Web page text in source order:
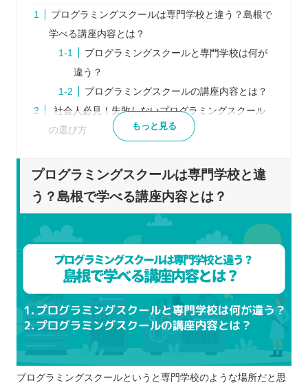
プログラミングスクールは専門学校と違う？島根で
学べる講座内容とは？
プログラミングスクールと専門学校は何が
違う？
プログラミングスクールの講座内容とは？
社会人必見！失敗しないプログラミングスクール
の選び方
いくつかのスクールを比較する
受講生のリアルな口コミをチェックする
サポート体制の内容をチェックする
目的に合うプログラミングスクールを見極めること
も大切！
ゼロからプログラマー・エンジニアを目指
したい
仕事終わりの時間を有効活用してスキルア
ップしたい
できるだけ早くプログラミングの知識を身
プログラミング関連の資格を取得したい
もっと見る
プログラミングスクールは専門学校と違
う？島根で学べる講座内容とは？
プログラミングスクールというと専門学校のような場所だと思